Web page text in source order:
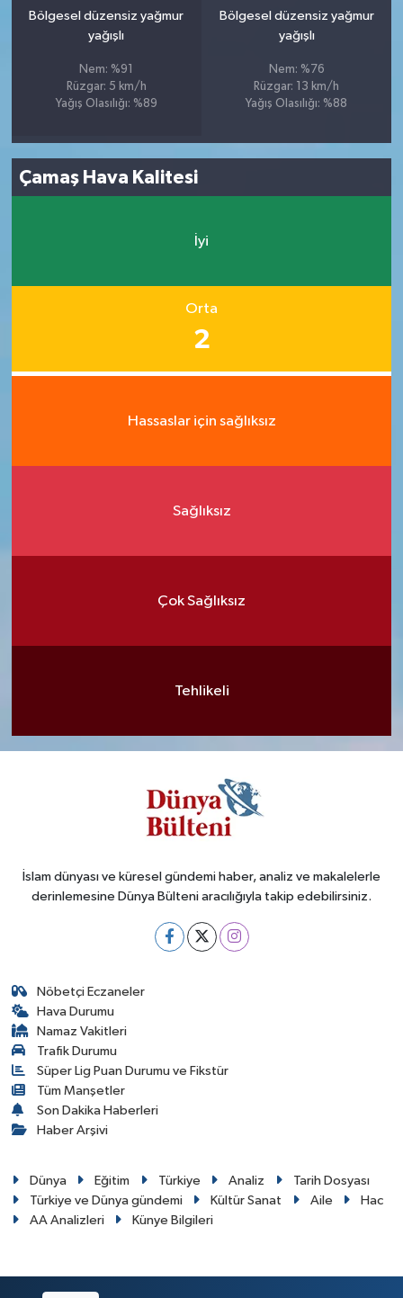
Bölgesel düzensiz yağmur
yağışlı
Nem: %91
Rüzgar: 5 km/h
Yağış Olasılığı: %89
Bölgesel düzensiz yağmur
yağışlı
Nem: %76
Rüzgar: 13 km/h
Yağış Olasılığı: %88
Çamaş Hava Kalitesi
İyi
Orta
2
Hassaslar için sağlıksız
Sağlıksız
Çok Sağlıksız
Tehlikeli
İslam dünyası ve küresel gündemi haber, analiz ve makalelerle
derinlemesine Dünya Bülteni aracılığıyla takip edebilirsiniz.
Nöbetçi Eczaneler
Hava Durumu
Namaz Vakitleri
Trafik Durumu
Süper Lig Puan Durumu ve Fikstür
Tüm Manşetler
Son Dakika Haberleri
Haber Arşivi
Dünya Eğitim Türkiye Analiz
Tarih Dosyası
Türkiye ve Dünya gündemi
Kültür Sanat Aile
Hac
AA Analizleri
Künye Bilgileri